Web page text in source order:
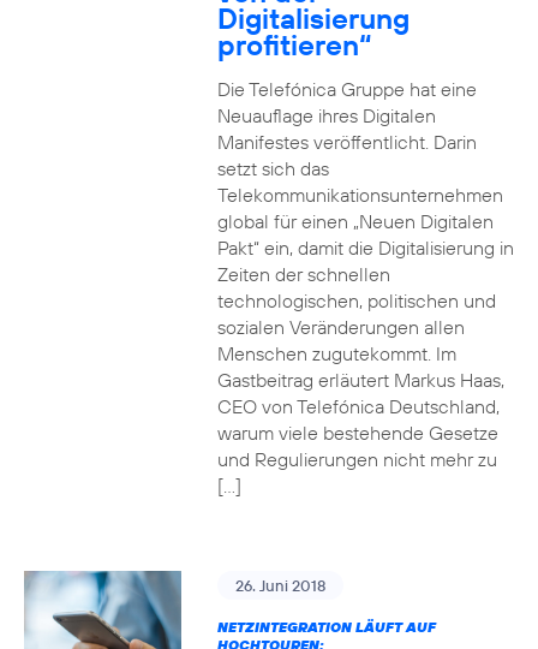
Digitalisierung
profitieren“
Die Telefónica Gruppe hat eine
Neuauflage ihres Digitalen
Manifestes veröffentlicht. Darin
setzt sich das
Telekommunikationsunternehmen
global für einen „Neuen Digitalen
Pakt“ ein, damit die Digitalisierung in
Zeiten der schnellen
technologischen, politischen und
sozialen Veränderungen allen
Menschen zugutekommt. Im
Gastbeitrag erläutert Markus Haas,
CEO von Telefónica Deutschland,
warum viele bestehende Gesetze
und Regulierungen nicht mehr zu
[…]
26. Juni 2018
NETZINTEGRATION LÄUFT AUF
HOCHTOUREN: